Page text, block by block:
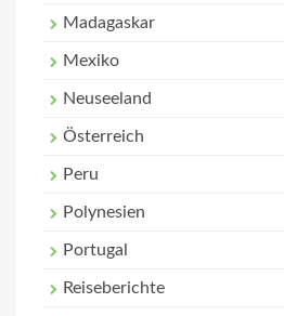
Madagaskar
Mexiko
Neuseeland
Österreich
Peru
Polynesien
Portugal
Reiseberichte